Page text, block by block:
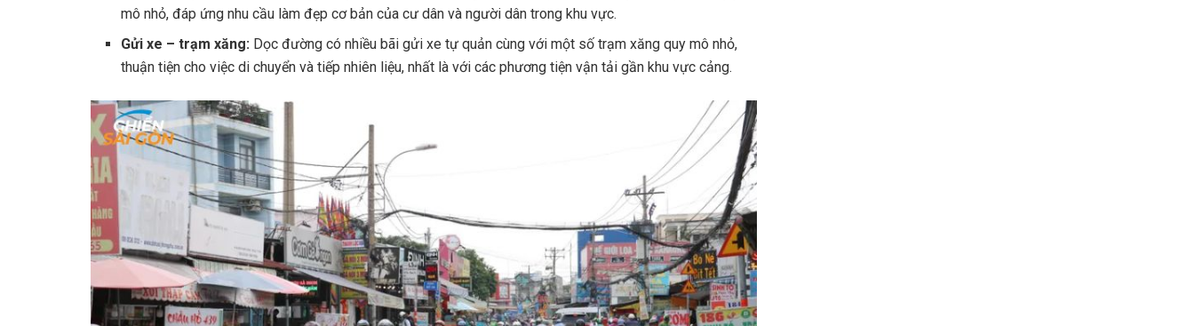
mô nhỏ, đáp ứng nhu cầu làm đẹp cơ bản của cư dân và người dân trong khu vực.
Gửi xe – trạm xăng: Dọc đường có nhiều bãi gửi xe tự quản cùng với một số trạm xăng quy mô nhỏ,
thuận tiện cho việc di chuyển và tiếp nhiên liệu, nhất là với các phương tiện vận tải gần khu vực cảng.